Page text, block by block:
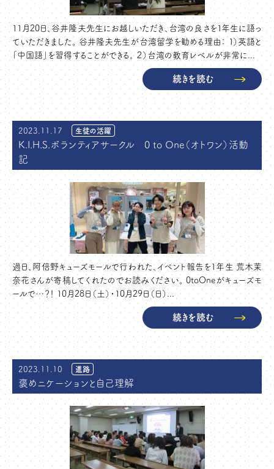
11月20日、谷井隆夫先生にお越しいただき、台湾の良さを１年生に語っ
ていただきました。 谷井隆夫先生が台湾留学を勧める理由： １）英語と
「中国語」を習得することができる。 ２）台湾の教育レベルが非常に...
続きを読む
2023.11.17 生徒の活躍
K.I.H.S.ボランティアサークル 0 to One（オトワン）活動
記
過日、阿倍野キューズモールで行われた、イベント報告を1年生 荒木茉
奈花さんが寄稿してくれたのでお読みください。 0toOneがキューズモ
ールで…？！ 10月28日（土）・10月29日（日）...
続きを読む
2023.11.10 進路
褒めニケーションと自己理解